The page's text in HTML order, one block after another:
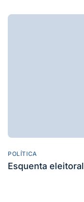
POLÍTICA
Esquenta eleitoral